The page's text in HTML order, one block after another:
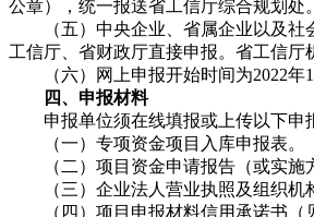
公章），统一报送省工信厅综合规划
（五）中央企业、省属企业以及
工信厅、省财政厅直接申报。省工信
（六）网上申报开始时间为2022
四、申报材料
申报单位须在线填报或上传以下申
（一）专项资金项目入库申报表。
（二）项目资金申请报告（或实施
（三）企业法人营业执照及组织机
（四）项目申报材料信用承诺书（